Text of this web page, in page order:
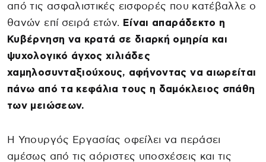
από τις ασφαλιστικές εισφορές που κατέβαλλε ο
θανών επί σειρά ετών. Είναι απαράδεκτο η
Κυβέρνηση να κρατά σε διαρκή ομηρία και
ψυχολογικό άγχος χιλιάδες
χαμηλοσυνταξιούχους, αφήνοντας να αιωρείται
πάνω από τα κεφάλια τους η δαμόκλειος σπάθη
των μειώσεων.
Η Υπουργός Εργασίας οφείλει να περάσει
αμέσως από τις αόριστες υποσχέσεις και τις